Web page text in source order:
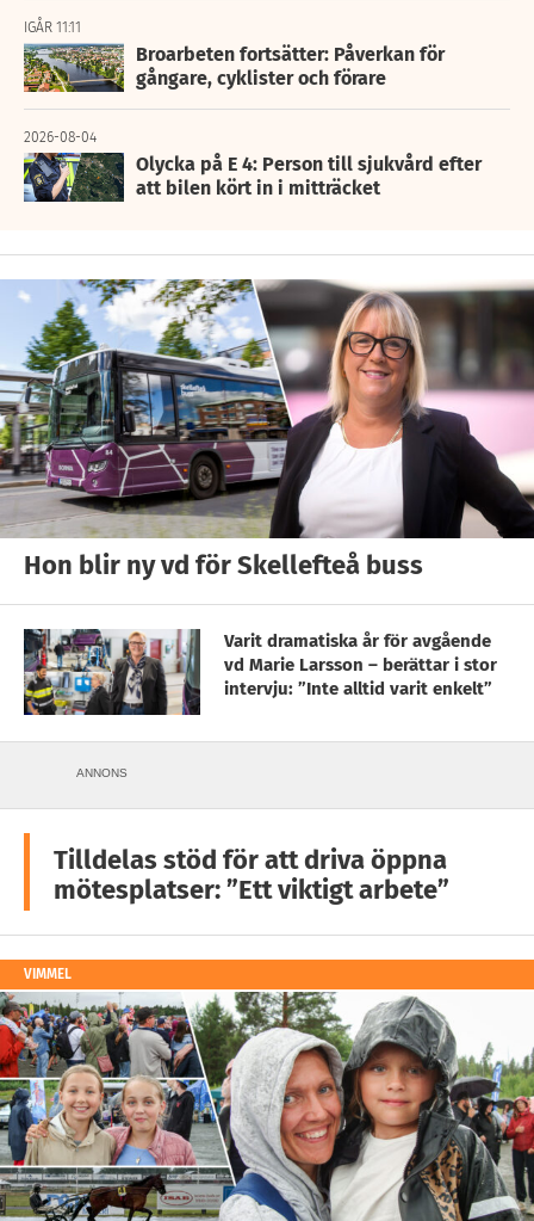
IGÅR 11:11
Broarbeten fortsätter: Påverkan för
gångare, cyklister och förare
2026-08-04
Olycka på E 4: Person till sjukvård efter
att bilen kört in i mitträcket
Hon blir ny vd för Skellefteå buss
Varit dramatiska år för avgående
vd Marie Larsson – berättar i stor
intervju: ”Inte alltid varit enkelt”
ANNONS
Tilldelas stöd för att driva öppna
mötesplatser: ”Ett viktigt arbete”
VIMMEL